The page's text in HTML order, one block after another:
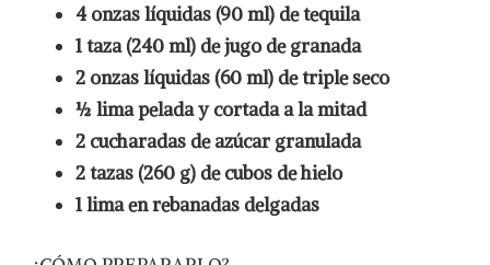
4 onzas líquidas (90 ml) de tequila
1 taza (240 ml) de jugo de granada
2 onzas líquidas (60 ml) de triple seco
½ lima pelada y cortada a la mitad
2 cucharadas de azúcar granulada
2 tazas (260 g) de cubos de hielo
1 lima en rebanadas delgadas